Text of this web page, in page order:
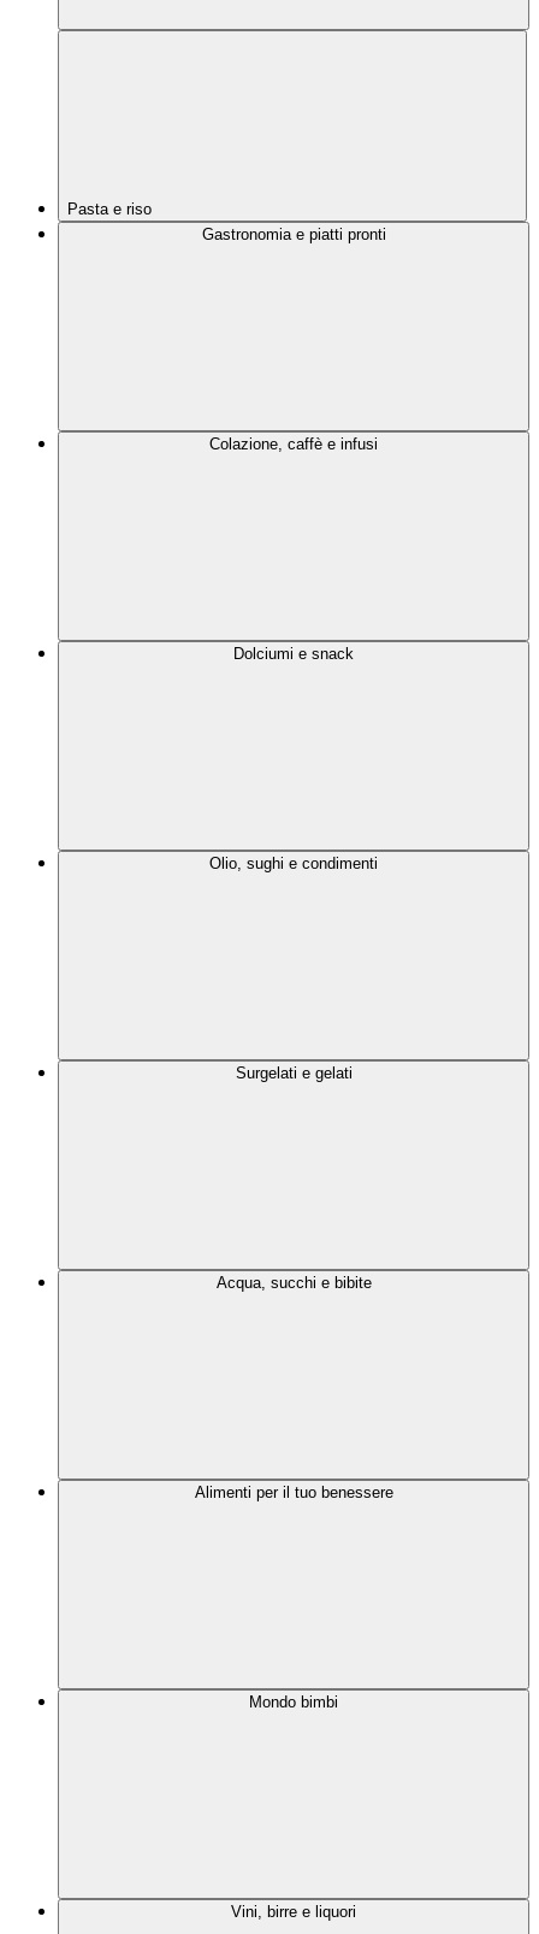
Pasta e riso
Gastronomia e piatti pronti
Colazione, caffè e infusi
Dolciumi e snack
Olio, sughi e condimenti
Surgelati e gelati
Acqua, succhi e bibite
Alimenti per il tuo benessere
Mondo bimbi
Vini, birre e liquori